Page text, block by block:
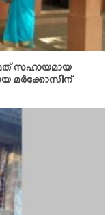
സഹായമായ
മര്‍ക്കോസിന്